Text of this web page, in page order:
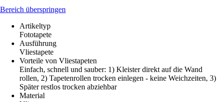
Bereich überspringen
Artikeltyp
Fototapete
Ausführung
Vliestapete
Vorteile von Vliestapeten
Einfach, schnell und sauber: 1) Kleister direkt auf die Wand
rollen, 2) Tapetenrollen trocken einlegen - keine Weichzeiten, 3)
Später restlos trocken abziehbar
Material